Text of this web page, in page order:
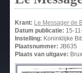
Krant: Le Messager de
Datum publicatie: 15-
Instelling: Koninklijke
Plaatsnummer: JB635
Plaats van uitgave: